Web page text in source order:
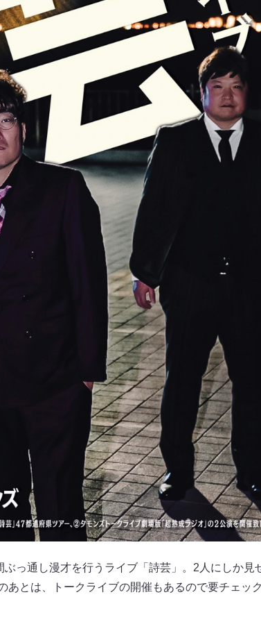
ぶっ通し漫才を行うライブ「詩芸」。2人にしか見
あとは、トークライブの開催もあるので要チェッ